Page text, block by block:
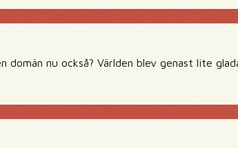
domän nu också? Världen blev genast lite